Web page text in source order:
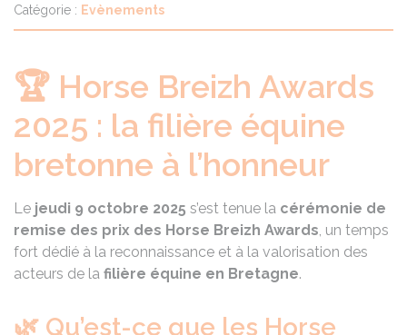
Catégorie : Evènements
🏆 Horse Breizh Awards
2025 : la filière équine
bretonne à l’honneur
Le jeudi 9 octobre 2025 s’est tenue la cérémonie de
remise des prix des Horse Breizh Awards, un temps
fort dédié à la reconnaissance et à la valorisation des
acteurs de la filière équine en Bretagne.
🌿 Qu’est-ce que les Horse